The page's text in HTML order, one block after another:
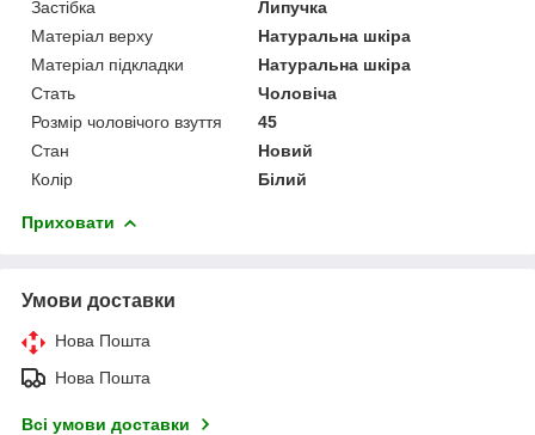
Застібка
Липучка
Матеріал верху
Натуральна шкіра
Матеріал підкладки
Натуральна шкіра
Стать
Чоловіча
Розмір чоловічого взуття
45
Стан
Новий
Колір
Білий
Приховати
Умови доставки
Нова Пошта
Нова Пошта
Всі умови доставки